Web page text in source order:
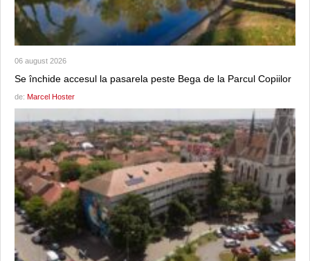
06 august 2026
Se închide accesul la pasarela peste Bega de la Parcul Copiilor
de: Marcel Hoster